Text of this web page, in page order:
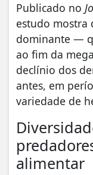
Publicado no
estudo mostra
dominante —
ao fim da
declínio dos
antes, em
variedade de
alimentar